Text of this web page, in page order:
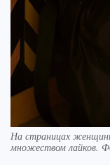
На страницах
множеством лайков.